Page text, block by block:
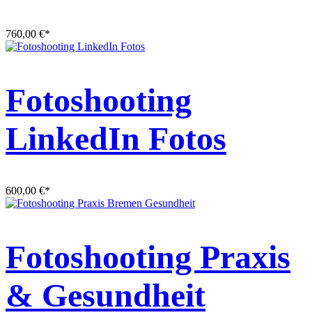
760,00 €*
Fotoshooting
LinkedIn Fotos
600,00 €*
Fotoshooting Praxis
& Gesundheit